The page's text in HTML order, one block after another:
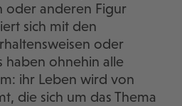
oder anderen Figur
sich mit den
oder
haben ohnehin alle
ihr Leben wird von
die sich um das Thema